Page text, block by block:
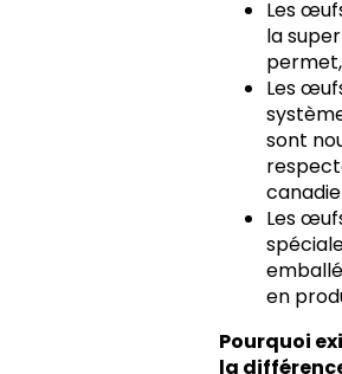
Les
la
Les
sont
Les
en
Pourquoi
la